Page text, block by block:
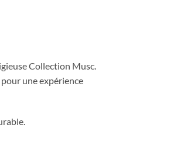
Collection Musc.
une expérience